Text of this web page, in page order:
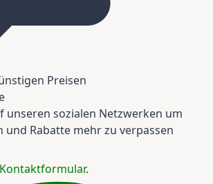
Preisen
unseren sozialen Netzwerken um
und Rabatte mehr zu verpassen
Kontaktformular.